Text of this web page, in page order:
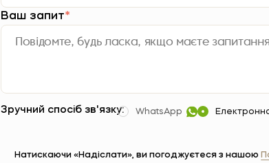
Ваш запит*
Зручний спосіб зв'язку: WhatsApp
Натискаючи «Надіслати», ви погоджуєтеся з нашою